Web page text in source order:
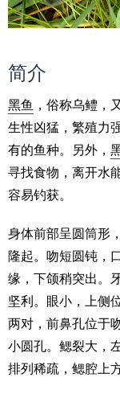
简介
黑鱼 ，俗称乌鳢，
生性凶猛，繁殖力
有的鱼种。另外，
寻找食物，离开水
容易钓获。
身体前部呈圆筒形
隆起。吻短圆钝，
缘，下颌稍突出。
坚利。眼小，上侧
两对，前鼻孔位于
小圆孔。鳃裂大，
排列稀疏，鳃腔上